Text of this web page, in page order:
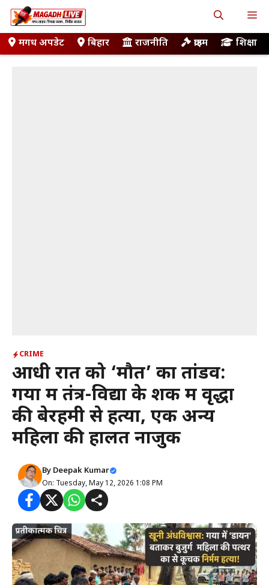
Skip
to
contentमगध अपडेट बिहार राजनीति क्राइम शिक्षा
CRIME
आधी रात को ‘मौत’ का तांडव:
गया में तंत्र-विद्या के शक में वृद्धा
की बेरहमी से हत्या, एक अन्य
महिला की हालत नाजुक
By Deepak Kumar
On: Tuesday, May 12, 2026 1:08 PM